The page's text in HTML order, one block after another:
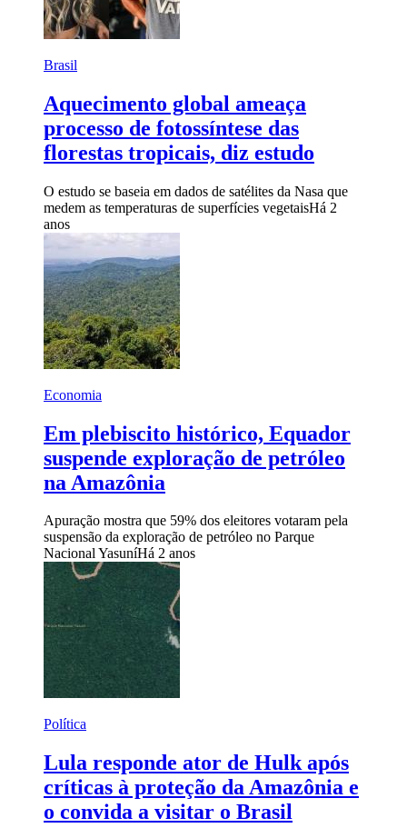
Brasil
Aquecimento global ameaça
processo de fotossíntese das
florestas tropicais, diz estudo
O estudo se baseia em dados de satélites da Nasa que
medem as temperaturas de superfícies vegetaisHá 2
anos
Economia
Em plebiscito histórico, Equador
suspende exploração de petróleo
na Amazônia
Apuração mostra que 59% dos eleitores votaram pela
suspensão da exploração de petróleo no Parque
Nacional YasuníHá 2 anos
Política
Lula responde ator de Hulk após
críticas à proteção da Amazônia e
o convida a visitar o Brasil